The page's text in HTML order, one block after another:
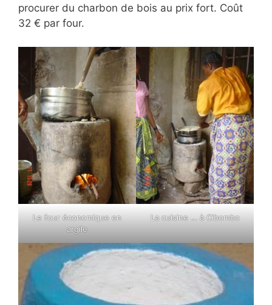
procurer du charbon de bois au prix fort. Coût
32 € par four.
Le four économique en
argile
La cuisine … à Cibombo